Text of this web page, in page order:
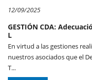
12/09/2025
GESTIÓN CDA:
L
En virtud a las gestiones
nuestros asociados que el
T...